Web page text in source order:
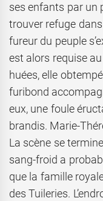
ses enfants par un
trouver refuge
fureur du peuple
est alors requise
huées, elle
furibond
eux, une foule
brandis. Marie-
La scène se
sang-froid a
que la famille
des Tuileries.